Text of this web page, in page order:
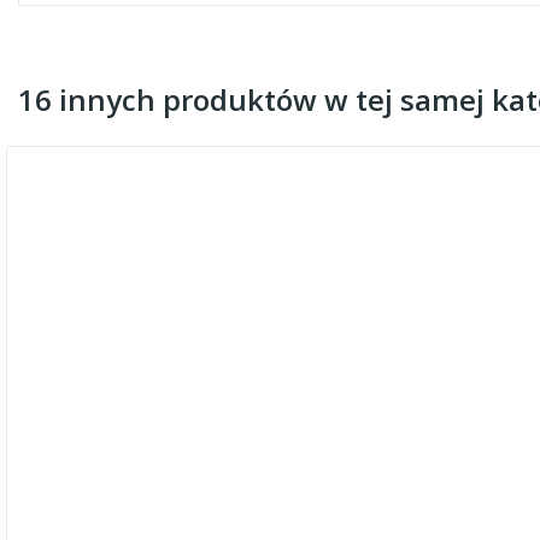
16 innych produktów w tej samej